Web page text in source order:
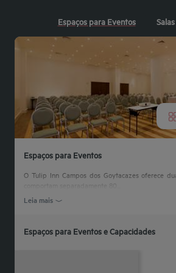
Espaços para Eventos
Espaços para Eventos
O Tulip Inn Campos dos Goytacazes oferece
comportam separadamente 80...
Leia mais
Espaços para Eventos e Capacidades